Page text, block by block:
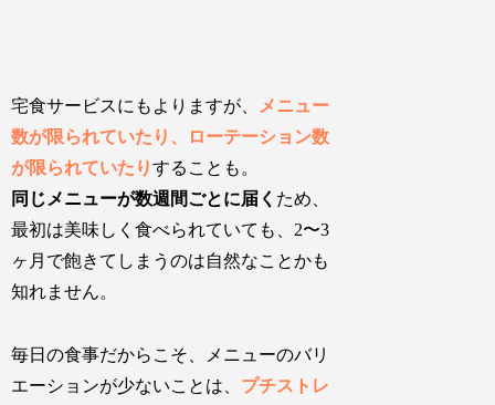
宅食サービスにもよりますが、
メニュー
数が限られていたり、ローテーション数
が限られていたりすることも。
同じメニューが数週間ごとに届く ため、
最初は美味しく食べられていても、 2〜3
ヶ月で飽きてしまうのは自然なことかも
知れません。
毎日の食事だからこそ、メニューのバリ
エーションが少ないことは、 プチストレ